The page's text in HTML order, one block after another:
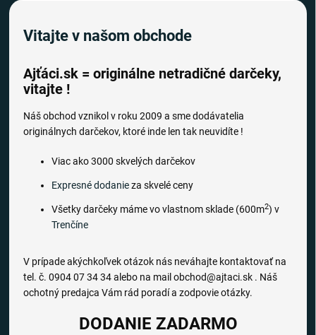
Vitajte v našom obchode
Ajťáci.sk = originálne netradičné darčeky,
vitajte !
Náš obchod vznikol v roku 2009 a sme dodávatelia
originálnych darčekov, ktoré inde len tak neuvidíte !
Viac ako 3000 skvelých darčekov
Expresné dodanieza skvelé ceny
Všetky darčeky máme vo vlastnom sklade (600m2) v
Trenčíne
V prípade akýchkoľvek otázok nás neváhajte kontaktovať na
tel. č. 0904 07 34 34 alebo na mail obchod@ajtaci.sk . Náš
ochotný predajca Vám rád poradí a zodpovie otázky.
DODANIE ZADARMO